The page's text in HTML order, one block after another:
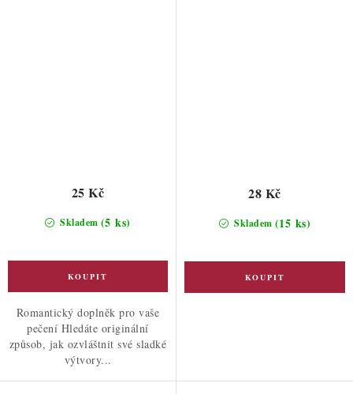
Skladem (5 ks)
25 Kč
Romantický doplněk pro vaše
pečení Hledáte originální
způsob, jak ozvláštnit své sladké
výtvory...
Skladem (15 ks)
28 Kč